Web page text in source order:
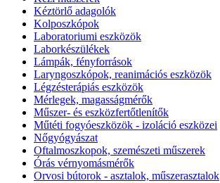
Kéztörlő adagolók
Kolposzkópok
Laboratoriumi eszközök
Laborkészülékek
Lámpák, fényforrások
Laryngoszkópok, reanimációs eszközök
Légzésterápiás eszközök
Mérlegek, magasságmérők
Műszer- és eszközfertőtlenítők
Műtéti fogyóeszközök - izoláció eszközei
Nőgyógyászat
Oftalmoszkopok, szemészeti műszerek
Órás vérnyomásmérők
Orvosi bútorok - asztalok, műszerasztalok